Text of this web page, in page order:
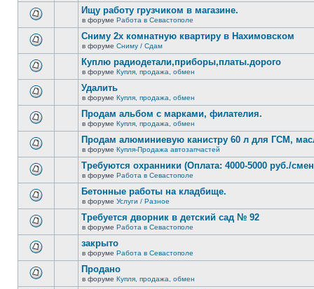
новых
непрочитанных
сообщений.
новых
непрочитанных
сообщений.
новых
непрочитанных
сообщений.
Ищу работу грузчиком в магазине.
в форуме Работа в Севастополе
новых
непрочитанных
сообщений.
Сниму 2х комнатную квартиру в Нахимовском
в форуме Сниму / Сдам
новых
непрочитанных
сообщений.
Куплю радиодетали,приборы,платы.дорого
в форуме Купля, продажа, обмен
новых
непрочитанных
сообщений.
Удалить
в форуме Купля, продажа, обмен
новых
непрочитанных
сообщений.
Продам альбом с марками, филателия.
в форуме Купля, продажа, обмен
новых
непрочитанных
сообщений.
Продам алюминиевую канистру 60 л для ГСМ,
в форуме Купля-Продажа автозапчастей
новых
непрочитанных
сообщений.
Требуются охранники (Оплата: 4000-5000 руб./
в форуме Работа в Севастополе
новых
непрочитанных
сообщений.
Бетонные работы на кладбище.
в форуме Услуги / Разное
новых
непрочитанных
сообщений.
Требуется дворник в детский сад № 92
в форуме Работа в Севастополе
закрыто
в форуме Работа в Севастополе
Продано
в форуме Купля, продажа, обмен